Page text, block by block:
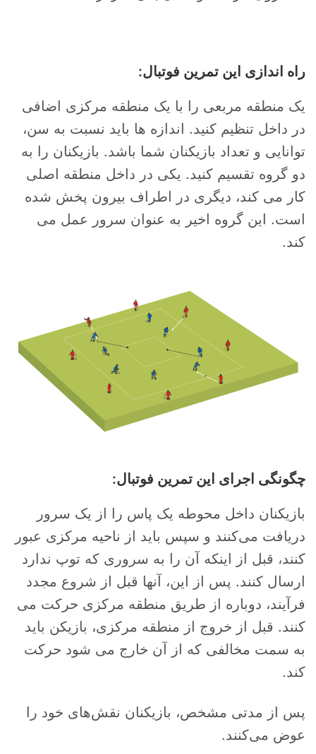
راه اندازی این تمرین فوتبال:
یک منطقه مربعی را با یک منطقه مرکزی اضافی
در داخل تنظیم کنید. اندازه ها باید نسبت به سن،
توانایی و تعداد بازیکنان شما باشد. بازیکنان را به
دو گروه تقسیم کنید. یکی در داخل منطقه اصلی
کار می کند، دیگری در اطراف بیرون پخش شده
است. این گروه اخیر به عنوان سرور عمل می
کند.
چگونگی اجرای این تمرین فوتبال:
بازیکنان داخل محوطه یک پاس را از یک سرور
دریافت می‌کنند و سپس باید از ناحیه مرکزی عبور
کنند، قبل از اینکه آن را به سروری که توپ ندارد
ارسال کنند. پس از این، آنها قبل از شروع مجدد
فرآیند، دوباره از طریق منطقه مرکزی حرکت می
کنند. قبل از خروج از منطقه مرکزی، بازیکن باید
به سمت مخالفی که از آن خارج می شود حرکت
کند.
پس از مدتی مشخص، بازیکنان نقش‌های خود را
عوض می‌کنند.